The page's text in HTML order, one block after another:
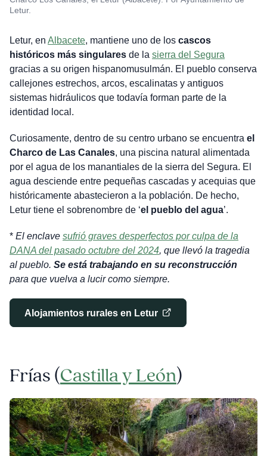
Letur.
Letur, en Albacete, mantiene uno de los cascos
históricos más singularesde la sierra del Segura
gracias a su origen hispanomusulmán. El pueblo conserva
callejones estrechos, arcos, escalinatas y antiguos
sistemas hidráulicos que todavía forman parte de la
identidad local.
Curiosamente, dentro de su centro urbano se encuentra el
Charco de Las Canales, una piscina natural alimentada
por el agua de los manantiales de la sierra del Segura. El
agua desciende entre pequeñas cascadas y acequias que
históricamente abastecieron a la población. De hecho,
Letur tiene el sobrenombre de ‘el pueblo del agua’.
* El enclave sufrió graves desperfectos por culpa de la
DANA del pasado octubre del 2024, que llevó la tragedia
al pueblo. Se está trabajando en su reconstrucción
para que vuelva a lucir como siempre.
Alojamientos rurales en Letur
Frías (Castilla y León)